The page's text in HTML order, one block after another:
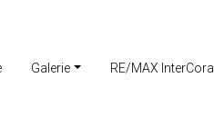
Galerie RE/MAX InterCora